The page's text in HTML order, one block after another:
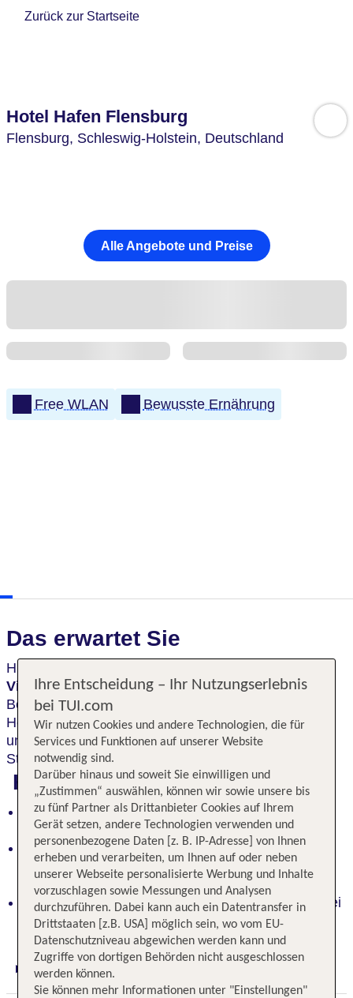
Zurück zur Startseite
Hotel Hafen Flensburg
Flensburg, Schleswig-Holstein, Deutschland
Alle Angebote und Preise
Free WLAN Bewusste Ernährung
Das erwartet Sie
Historischer, maritimer Charme,
Vielfalt, Zimmer begeistern durch individuelle
Besonderheiten des im Dezember 2016 eröffneten
Hotels. Es erwarten Sie geschmackvolles Interieur
und eineatemberaubende Aussicht. Tipp:
Stadtführung der Rum- und Zuckermeile.
Highlights
Historischer, maritimer Charme und
architektonische Vielfalt erwarten Sie
Zimmer mit individuellen Besonderheiten,
atemberaubender Aussicht an der Flensburger
Förde
Tipp: Entdecken Sie die Rum- und Zuckermeile bei
einer Stadtführung
Digitaler und telefonischer 24/7 TUI Service
Ihre Entscheidung – Ihr Nutzungserlebnis
bei TUI.com
Wir nutzen Cookies und andere Technologien, die für
Services und Funktionen auf unserer Website
notwendig sind.
Darüber hinaus und soweit Sie einwilligen und
„Zustimmen“ auswählen, können wir sowie unsere bis
zu fünf Partner als Drittanbieter Cookies auf Ihrem
Gerät setzen, andere Technologien verwenden und
personenbezogene Daten [z. B. IP-Adresse] von Ihnen
erheben und verarbeiten, um Ihnen auf oder neben
unserer Webseite personalisierte Werbung und Inhalte
vorzuschlagen sowie Messungen und Analysen
durchzuführen. Dabei kann auch ein Datentransfer in
Drittstaaten [z.B. USA] möglich sein, wo vom EU-
Datenschutzniveau abgewichen werden kann und
Zugriffe von dortigen Behörden nicht ausgeschlossen
werden können.
Sie können mehr Informationen unter "Einstellungen"